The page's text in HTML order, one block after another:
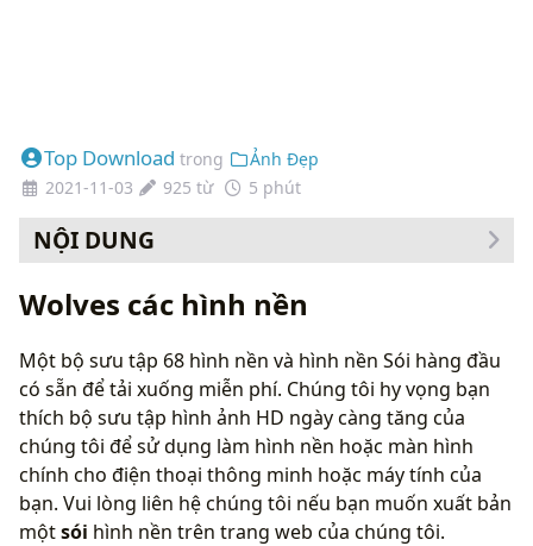
Top Download trong
Ảnh Đẹp
2021-11-03
925 từ 5 phút
NỘI DUNG
Wolves các hình nền
Một bộ sưu tập 68 hình nền và hình nền Sói hàng đầu
có sẵn để tải xuống miễn phí. Chúng tôi hy vọng bạn
thích bộ sưu tập hình ảnh HD ngày càng tăng của
chúng tôi để sử dụng làm hình nền hoặc màn hình
chính cho điện thoại thông minh hoặc máy tính của
bạn. Vui lòng liên hệ chúng tôi nếu bạn muốn xuất bản
mộtsói hình nền trên trang web của chúng tôi.